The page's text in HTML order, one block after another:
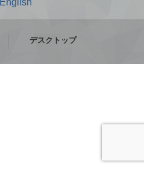
English
デスクトップ